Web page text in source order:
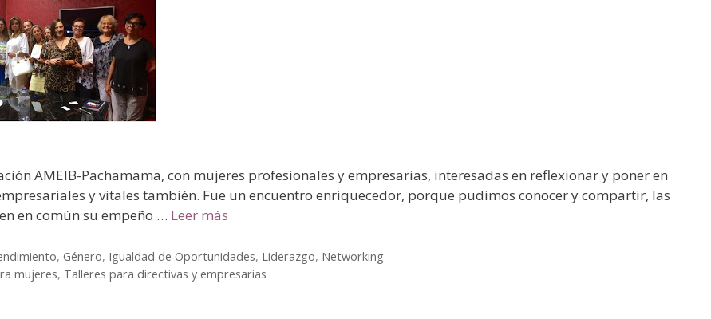
AMEIB-Pachamama, con mujeres profesionales y empresarias, interesadas en reflexionar y poner en
y vitales también. Fue un encuentro enriquecedor, porque pudimos conocer y compartir, las
en común su empeño … Leer más
, Género, Igualdad de Oportunidades, Liderazgo, Networking
mujeres, Talleres para directivas y empresarias